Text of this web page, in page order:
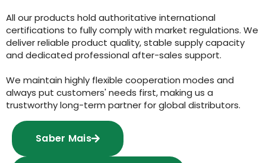
All our products hold authoritative international
certifications to fully comply with market regulations. We
deliver reliable product quality, stable supply capacity
and dedicated professional after-sales support.
We maintain highly flexible cooperation modes and
always put customers' needs first, making us a
trustworthy long-term partner for global distributors.
Saber Mais